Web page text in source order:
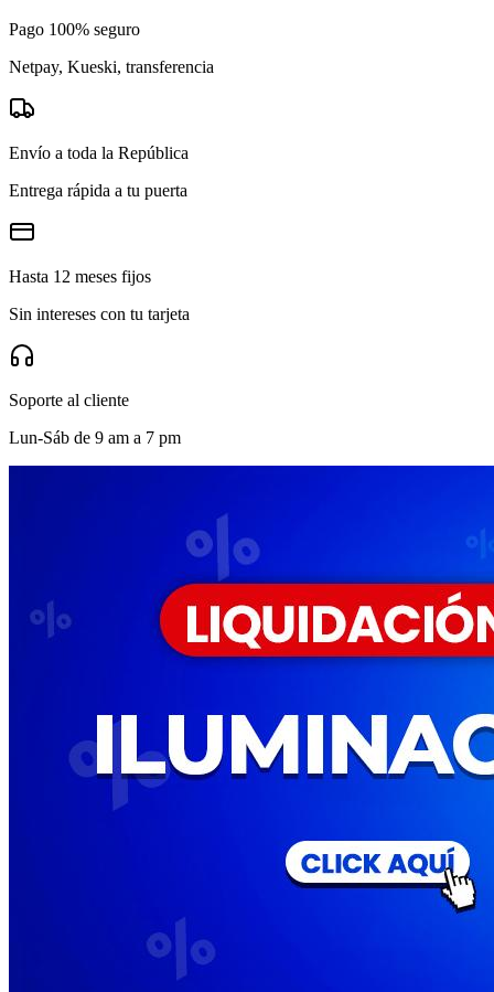
Pago 100% seguro
Netpay, Kueski, transferencia
Envío a toda la República
Entrega rápida a tu puerta
Hasta 12 meses fijos
Sin intereses con tu tarjeta
Soporte al cliente
Lun-Sáb de 9 am a 7 pm